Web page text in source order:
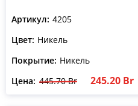
Артикул: 4205
Цвет: Никель
Покрытие: Никель
Цена: 445.70 Br 245.20 Br